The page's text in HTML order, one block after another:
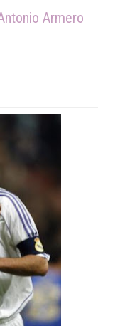
Armero